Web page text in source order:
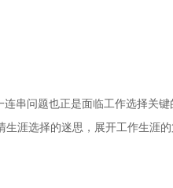
串问题也正是面临工作选择关键
涯选择的迷思，展开工作生涯的